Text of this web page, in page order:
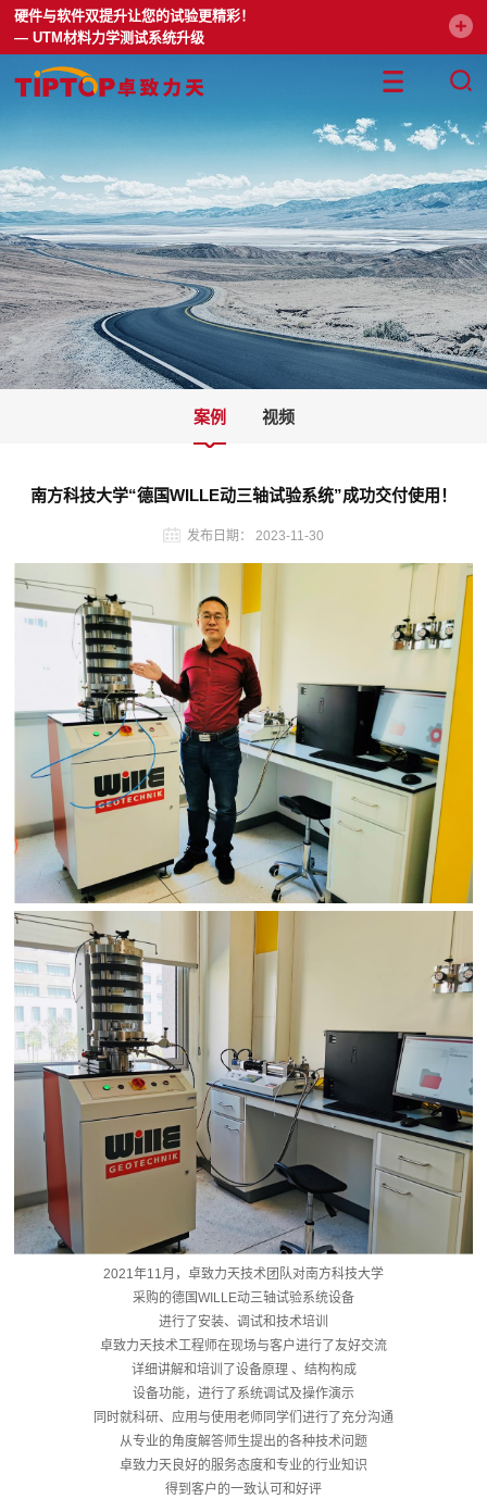
硬件与软件双提升让您的试验更精彩！
— UTM材料力学测试系统升级
案例 视频
南方科技大学“德国WILLE动三轴试验系统”成功交付使用！
发布日期： 2023-11-30
2021年11月，卓致力天技术团队对南方科技大学
采购的德国WILLE动三轴试验系统设备
进行了安装、调试和技术培训
卓致力天技术工程师在现场与客户进行了友好交流
详细讲解和培训了设备原理 、结构构成
设备功能，进行了系统调试及操作演示
同时就科研、应用与使用老师同学们进行了充分沟通
从专业的角度解答师生提出的各种技术问题
卓致力天良好的服务态度和专业的行业知识
得到客户的一致认可和好评